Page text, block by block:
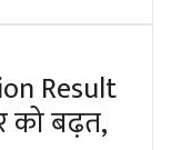
Result
को बढ़त,